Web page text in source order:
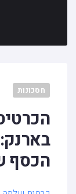
חסכונות
הכסף